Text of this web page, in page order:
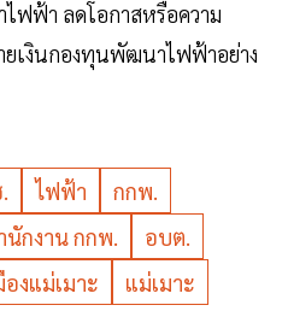
ฟฟ้า ลดโอกาสหรือความ
ยเงินกองทุนพัฒนาไฟฟ้าอย่าง
ไฟฟ้า
กกพ.
นักงาน กกพ.
อบต.
องแม่เมาะ แม่เมาะ